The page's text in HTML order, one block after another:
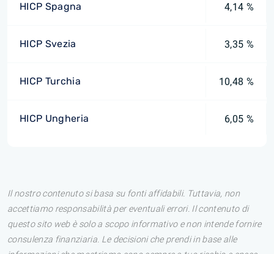
HICP Spagna 4,14 %
HICP Svezia 3,35 %
HICP Turchia 10,48 %
HICP Ungheria 6,05 %
Il nostro contenuto si basa su fonti affidabili. Tuttavia, non
accettiamo responsabilità per eventuali errori. Il contenuto di
questo sito web è solo a scopo informativo e non intende fornire
consulenza finanziaria. Le decisioni che prendi in base alle